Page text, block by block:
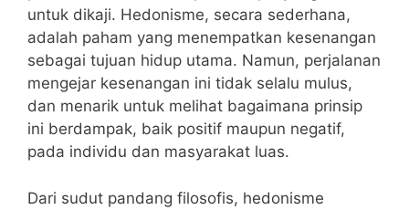
untuk dikaji. Hedonisme, secara sederhana,
adalah paham yang menempatkan kesenangan
sebagai tujuan hidup utama. Namun, perjalanan
mengejar kesenangan ini tidak selalu mulus,
dan menarik untuk melihat bagaimana prinsip
ini berdampak, baik positif maupun negatif,
pada individu dan masyarakat luas.
Dari sudut pandang filosofis, hedonisme